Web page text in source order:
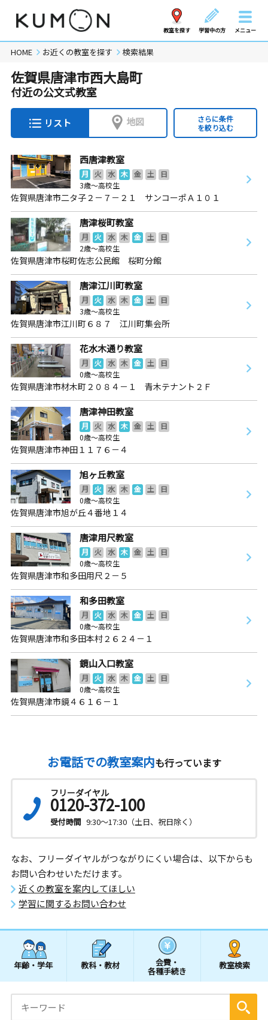
教室を探す 学習中の方 メニュー
HOME お近くの教室を探す 検索結果
佐賀県唐津市西大島町
付近の公文式教室
リスト 地図
さらに条件
を絞り込む
西唐津教室
月 火 水 木 金 土
日
3歳～高校生
佐賀県唐津市二タ子２－７－２１ サンコーポＡ１０１
唐津桜町教室
月 火 水 木 金 土
日
2歳～高校生
佐賀県唐津市桜町佐志公民館 桜町分館
唐津江川町教室
月 火 水 木 金 土
日
3歳～高校生
佐賀県唐津市江川町６８７ 江川町集会所
花水木通り教室
月 火 水 木 金 土
日
0歳～高校生
佐賀県唐津市材木町２０８４－１ 青木テナント２Ｆ
唐津神田教室
月 火 水 木 金 土
日
0歳～高校生
佐賀県唐津市神田１１７６－４
旭ヶ丘教室
月 火 水 木 金 土
日
0歳～高校生
佐賀県唐津市旭が丘４番地１４
唐津用尺教室
月 火 水 木 金 土
日
0歳～高校生
佐賀県唐津市和多田用尺２－５
和多田教室
月 火 水 木 金 土
日
0歳～高校生
佐賀県唐津市和多田本村２６２４－１
鏡山入口教室
月 火 水 木 金 土
日
0歳～高校生
佐賀県唐津市鏡４６１６－１
お電話での教室案内も行っています
フリーダイヤル
0120-372-100
受付時間 9:30～17:30（土日、祝日除く）
なお、フリーダイヤルがつながりにくい場合は、以下からも
お問い合わせいただけます。
近くの教室を案内してほしい
学習に関するお問い合わせ
年齢・学年 教科・教材 会費・
各種手続き
教室検索